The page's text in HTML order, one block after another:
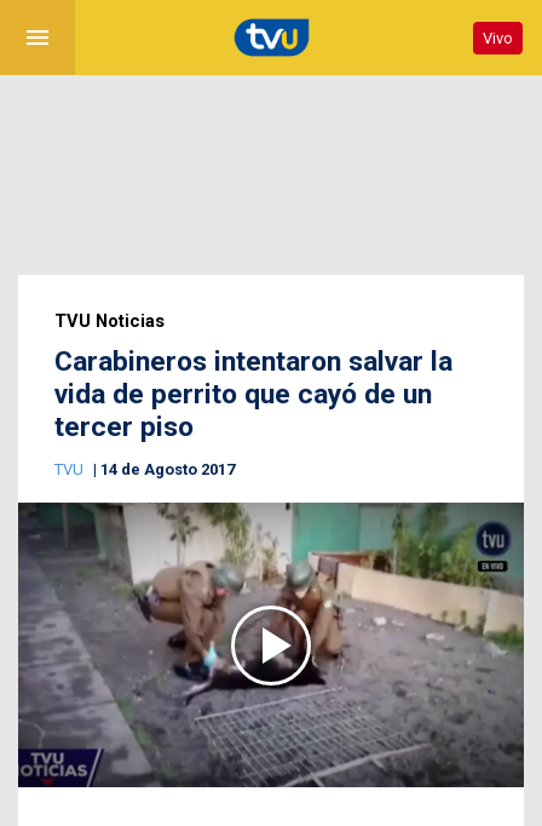
menu Vivo
TVU Noticias
Carabineros intentaron salvar la
vida de perrito que cayó de un
tercer piso
TVU 14 de Agosto 2017